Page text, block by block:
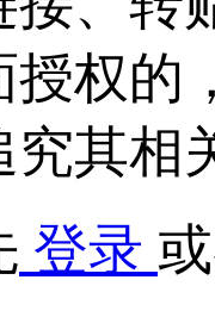
授权的
究其相
登录